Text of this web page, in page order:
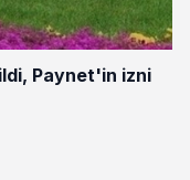
Paynet'in izni